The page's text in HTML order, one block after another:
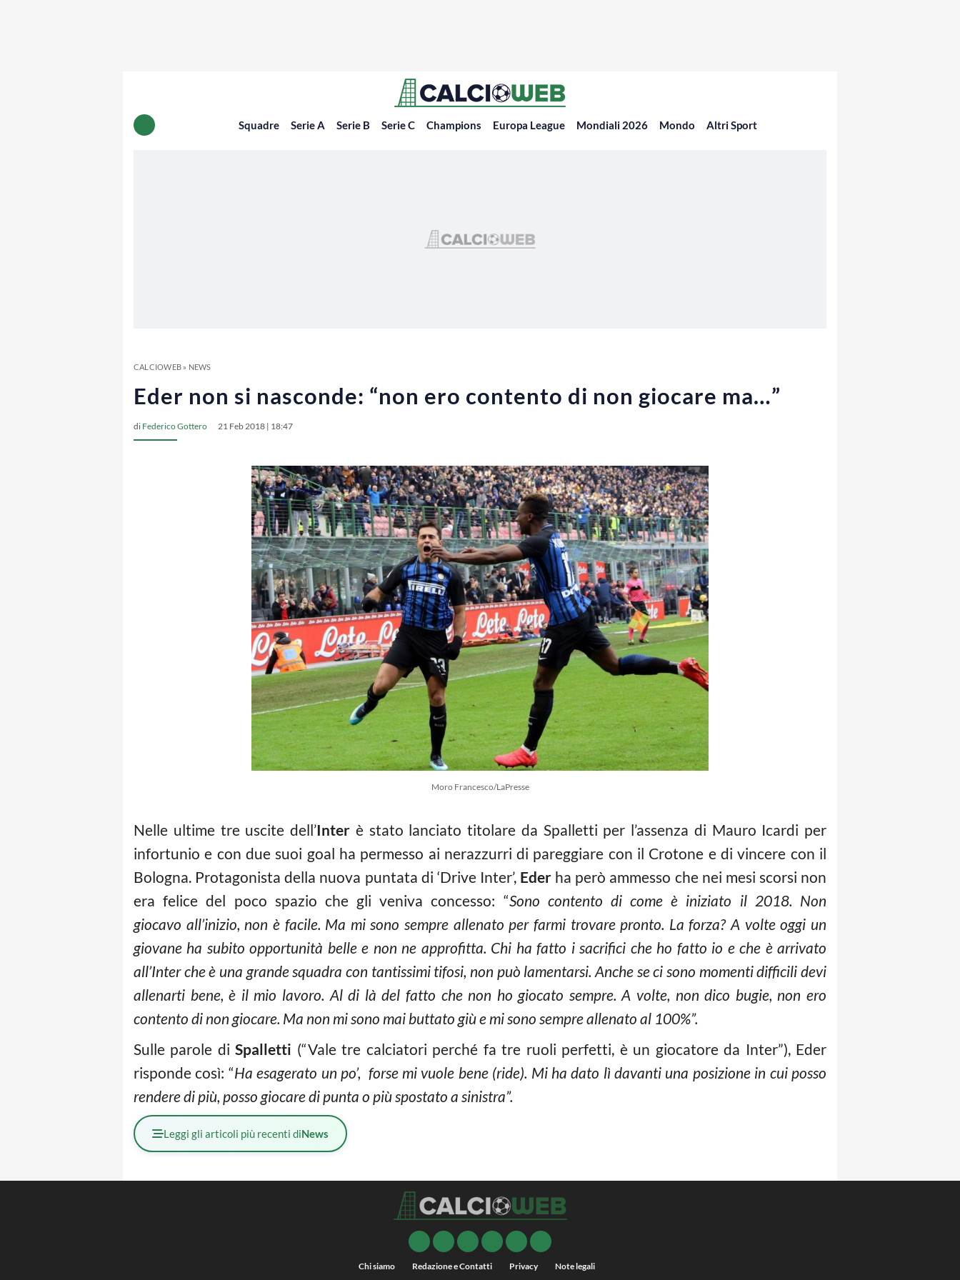
Squadre Serie A Serie B Serie C Champions Europa League Mondiali 2026 Mondo Altri Sport
CALCIOWEB» NEWS
Eder non si nasconde: “non ero contento di non giocare ma…”
di Federico Gottero 21 Feb 2018 | 18:47
Moro Francesco/LaPresse
Nelle ultime tre uscite dell’Inter è stato lanciato titolare da Spalletti per l’assenza di Mauro Icardi per
infortunio e con due suoi goal ha permesso ai nerazzurri di pareggiare con il Crotone e di vincere con il
Bologna. Protagonista della nuova puntata di ‘Drive Inter’, Eder ha però ammesso che nei mesi scorsi non
era felice del poco spazio che gli veniva concesso: “Sono contento di come è iniziato il 2018. Non
giocavo all’inizio, non è facile. Ma mi sono sempre allenato per farmi trovare pronto. La forza? A volte oggi un
giovane ha subito opportunità belle e non ne approfitta. Chi ha fatto i sacrifici che ho fatto io e che è arrivato
all’Inter che è una grande squadra con tantissimi tifosi, non può lamentarsi. Anche se ci sono momenti difficili devi
allenarti bene, è il mio lavoro. Al di là del fatto che non ho giocato sempre. A volte, non dico bugie, non ero
contento di non giocare. Ma non mi sono mai buttato giù e mi sono sempre allenato al 100%”.
Sulle parole diSpalletti (“Vale tre calciatori perché fa tre ruoli perfetti, è un giocatore da Inter”), Eder
risponde così: “Ha esagerato un po’, forse mi vuole bene (ride). Mi ha dato lì davanti una posizione in cui posso
rendere di più, posso giocare di punta o più spostato a sinistra”.
Leggi gli articoli più recenti diNews
Chi siamo Redazione e Contatti Privacy Note legali